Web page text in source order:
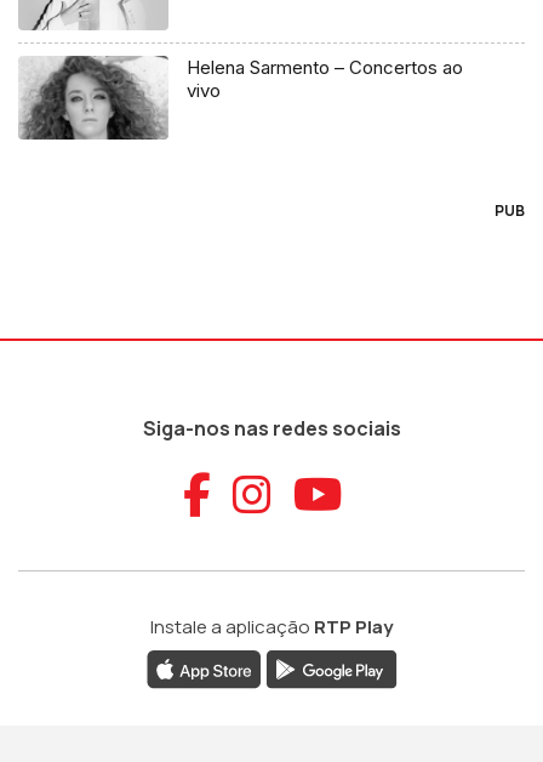
Helena Sarmento – Concertos ao
vivo
PUB
Siga-nos nas redes sociais
Aceder ao
Aceder ao
Aceder
Instale a aplicação RTP Play